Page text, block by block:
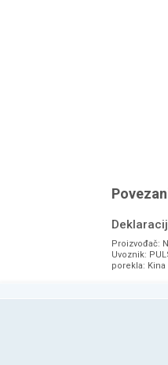
Proizvođač:
Uvoznik:
porekla: Kina